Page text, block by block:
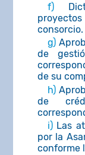
f)
consorcio.
g)
de
de su
h)
de
i)Las
por la
conforme